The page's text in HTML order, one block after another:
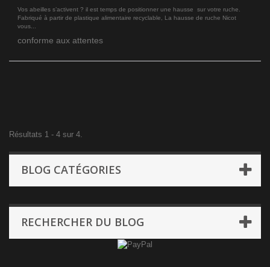
Vos abeilles s’activent ? il est temps de positionner une hausse sur votre ruche.
Fabriqué à partir de plastique alimentaire recyclable, La hausse de ruche Nicot
vous...
conforme aux attentes
Résultats 1 - 4 sur 4.
BLOG CATÉGORIES
RECHERCHER DU BLOG